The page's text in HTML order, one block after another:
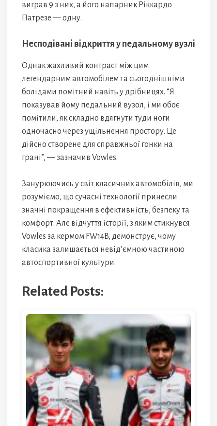
виграв 9 з них, а його напарник Ріккардо
Патрезе — одну.
Несподівані відкриття у педальному вузлі
Однак жахливий контраст між цим
легендарним автомобілем та сьогоднішніми
болідами помітний навіть у дрібницях. “Я
показував йому педальний вузол, і ми обоє
помітили, як складно вдягнути туди ноги
одночасно через ущільнення простору. Це
дійсно створене для справжньої гонки на
грані”, — зазначив Vowles.
Занурюючись у світ класичних автомобілів, ми
розуміємо, що сучасні технології принесли
значні покращення в ефективність, безпеку та
комфорт. Але відчуття історії, з яким стикнувся
Vowles за кермом FW14B, демонструє, чому
класика залишається невід’ємною частиною
автоспортивної культури.
Related Posts: